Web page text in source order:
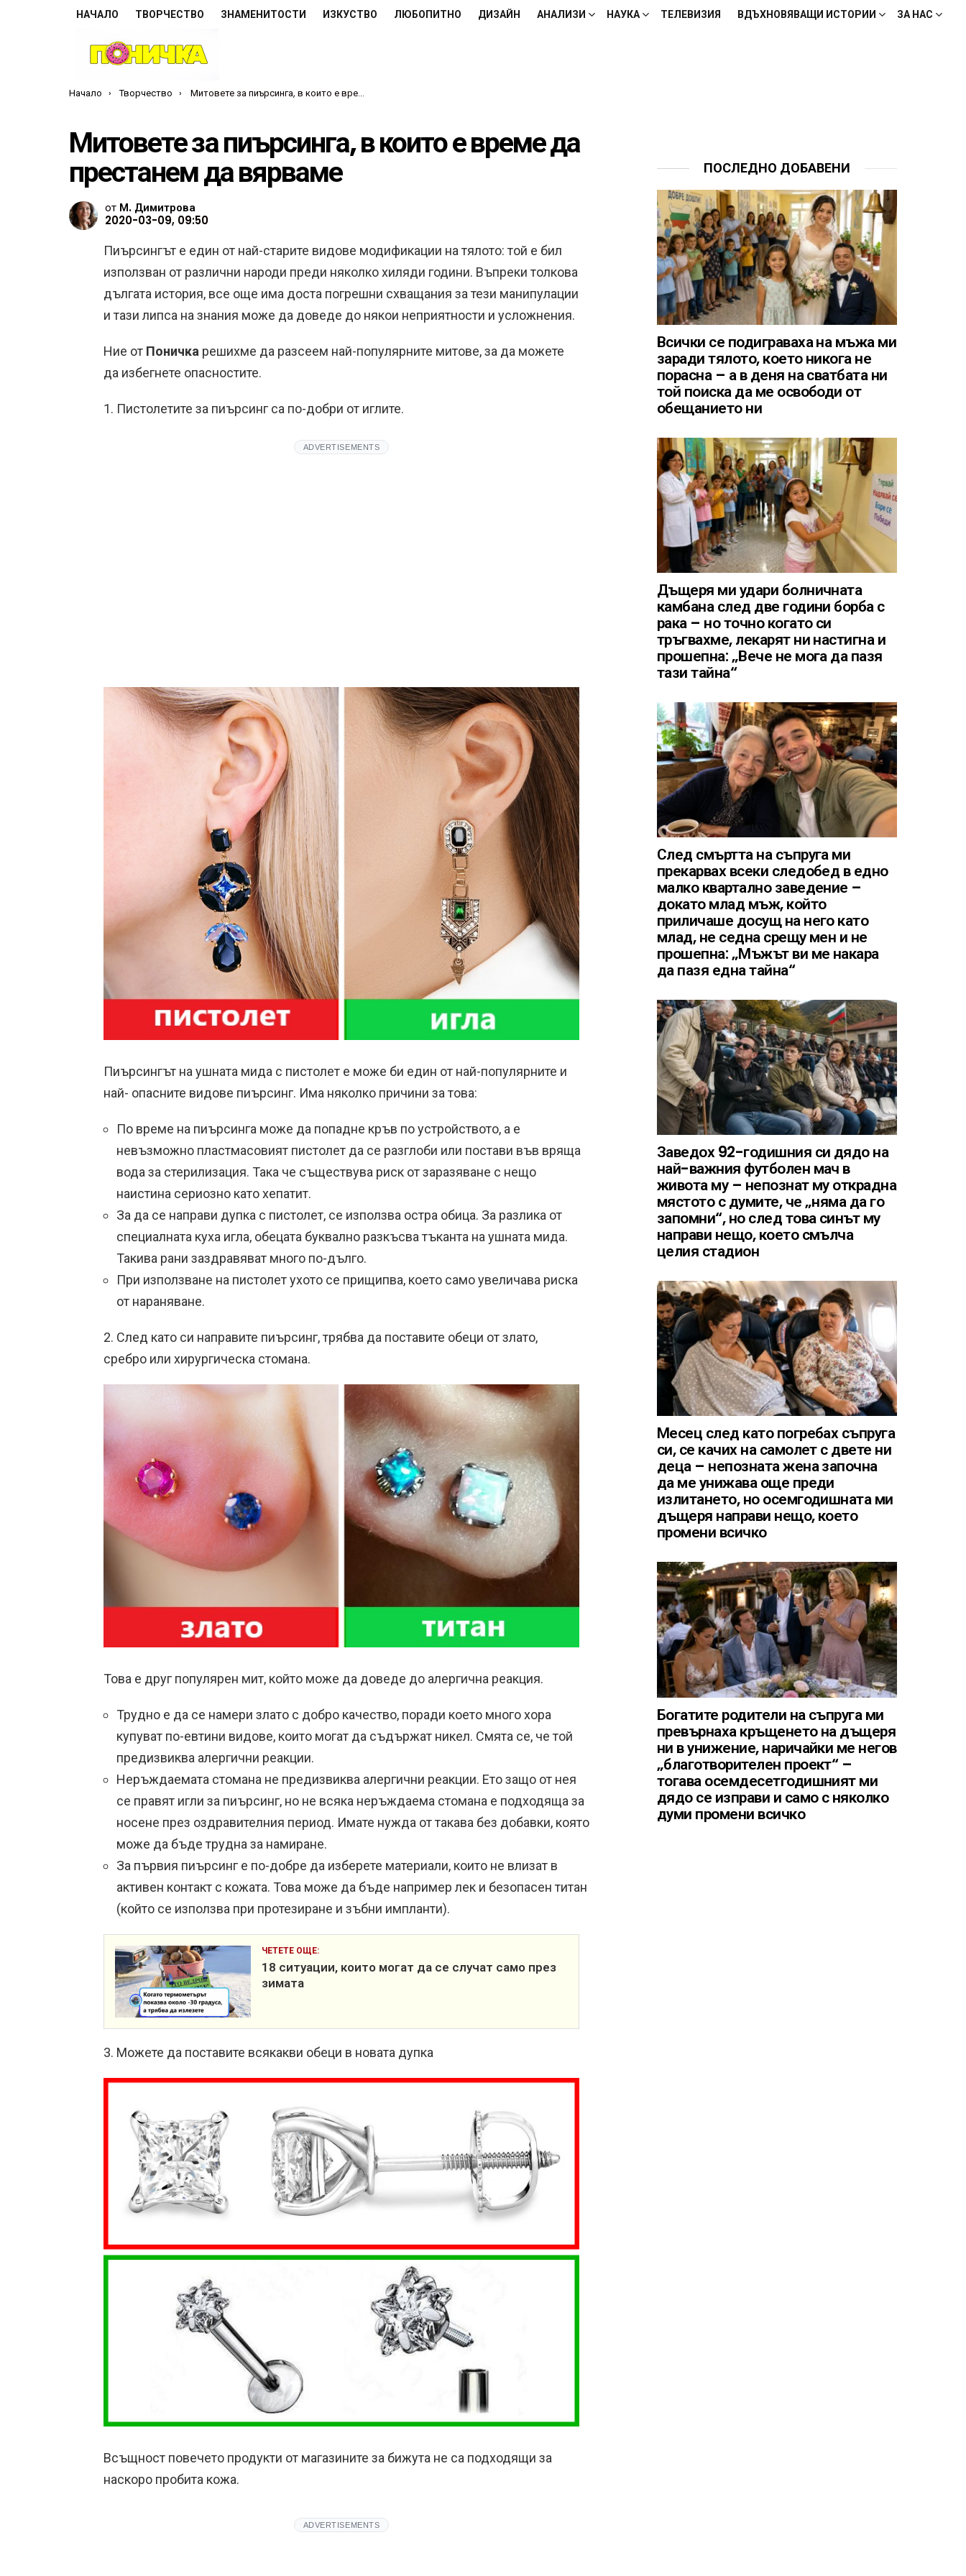
НАЧАЛО ТВОРЧЕСТВО ЗНАМЕНИТОСТИ ИЗКУСТВО ЛЮБОПИТНО ДИЗАЙН АНАЛИЗИ НАУКА ТЕЛЕВИЗИЯ ВДЪХНОВЯВАЩИ ИСТОРИИ ЗА НАС
Ти си тук:
Начало Творчество Митовете за пиърсинга, в които е време да престанем да вярваме
Митовете за пиърсинга, в които е време да
престанем да вярваме
от М. Димитрова
2020-03-09, 09:50
Пиърсингът е един от най-старите видове модификации на тялото: той е бил
използван от различни народи преди няколко хиляди години. Въпреки толкова
дългата история, все още има доста погрешни схващания за тези манипулации
и тази липса на знания може да доведе до някои неприятности и усложнения.
Ние от Поничка решихме да разсеем най-популярните митове, за да можете
да избегнете опасностите.
1. Пистолетите за пиърсинг са по-добри от иглите.
ADVERTISEMENTS
Пиърсингът на ушната мида с пистолет е може би един от най-популярните и
най- опасните видове пиърсинг. Има няколко причини за това:
По време на пиърсинга може да попадне кръв по устройството, а е
невъзможно пластмасовият пистолет да се разглоби или постави във вряща
вода за стерилизация. Така че съществува риск от заразяване с нещо
наистина сериозно като хепатит.
За да се направи дупка с пистолет, се използва остра обица. За разлика от
специалната куха игла, обецата буквално разкъсва тъканта на ушната мида.
Такива рани заздравяват много по-дълго.
При използване на пистолет ухото се прищипва, което само увеличава риска
от нараняване.
2. След като си направите пиърсинг, трябва да поставите обеци от злато,
сребро или хирургическа стомана.
Това е друг популярен мит, който може да доведе до алергична реакция.
Трудно е да се намери злато с добро качество, поради което много хора
купуват по-евтини видове, които могат да съдържат никел. Смята се, че той
предизвиква алергични реакции.
Неръждаемата стомана не предизвиква алергични реакции. Ето защо от нея
се правят игли за пиърсинг, но не всяка неръждаема стомана е подходяща за
носене през оздравителния период. Имате нужда от такава без добавки, която
може да бъде трудна за намиране.
За първия пиърсинг е по-добре да изберете материали, които не влизат в
активен контакт с кожата. Това може да бъде например лек и безопасен титан
(който се използва при протезиране и зъбни импланти).
ЧЕТЕТЕ ОЩЕ:
18 ситуации, които могат да се случат само през
зимата
3. Можете да поставите всякакви обеци в новата дупка
Всъщност повечето продукти от магазините за бижута не са подходящи за
наскоро пробита кожа.
ADVERTISEMENTS
ПОСЛЕДНО ДОБАВЕНИ
Всички се подиграваха на мъжа ми
заради тялото, което никога не
порасна – а в деня на сватбата ни
той поиска да ме освободи от
обещанието ни
Дъщеря ми удари болничната
камбана след две години борба с
рака – но точно когато си
тръгвахме, лекарят ни настигна и
прошепна: „Вече не мога да пазя
тази тайна“
След смъртта на съпруга ми
прекарвах всеки следобед в едно
малко квартално заведение –
докато млад мъж, който
приличаше досущ на него като
млад, не седна срещу мен и не
прошепна: „Мъжът ви ме накара
да пазя една тайна“
Заведох 92-годишния си дядо на
най-важния футболен мач в
живота му – непознат му открадна
мястото с думите, че „няма да го
запомни“, но след това синът му
направи нещо, което смълча
целия стадион
Месец след като погребах съпруга
си, се качих на самолет с двете ни
деца – непозната жена започна
да ме унижава още преди
излитането, но осемгодишната ми
дъщеря направи нещо, което
промени всичко
Богатите родители на съпруга ми
превърнаха кръщенето на дъщеря
ни в унижение, наричайки ме негов
„благотворителен проект“ –
тогава осемдесетгодишният ми
дядо се изправи и само с няколко
думи промени всичко